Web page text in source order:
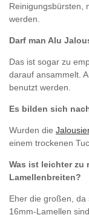
Reinigungsbürsten,
werden.
Darf man Alu
Das ist sogar zu
darauf ansammelt.
benutzt werden.
Es bilden sich
Wurden die
einem trockenen
Was ist leichter zu
Lamellenbreiten?
Eher die großen,
16mm-Lamellen